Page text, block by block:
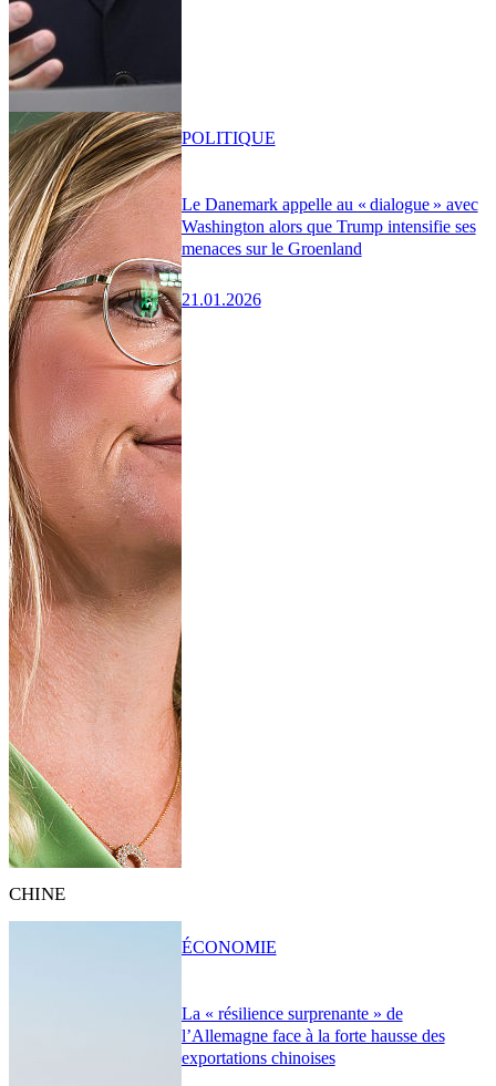
Le Danemark appelle au « dialogue » avec
Washington alors que Trump intensifie ses
menaces sur le Groenland
21.01.2026
POLITIQUE
CHINE
La « résilience surprenante » de
l’Allemagne face à la forte hausse des
exportations chinoises
ÉCONOMIE